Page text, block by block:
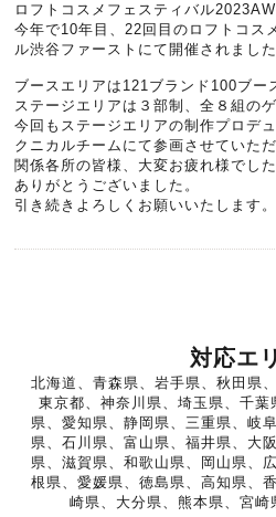
ロフトコスメフェスティバル
今年で10年目、22回目のロフトコス
ル渋谷ファーストにて開催されました
ブースエリアは121ブランド100ブー
ステージエリアは３部制、全８組の
今回もステージエリアの制作プロデ
クニカルチームにて参画させていただ
関係各所の皆様、大変お疲れ様でした
ありがとうございました。
引き続きよろしくお願いいたします。
対応エ
北海道、青森県、岩手県、秋田県
東京都、神奈川県、埼玉県、千
県、愛知県、静岡県、三重県、岐
県、石川県、富山県、福井県、大
県、滋賀県、和歌山県、岡山県、
根県、愛媛県、徳島県、高知県、
崎県、大分県、熊本県、宮崎